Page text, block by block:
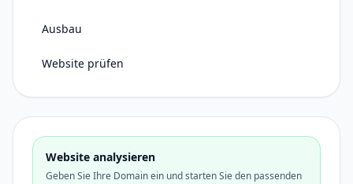
Ausbau
Website prüfen
Website analysieren
Geben Sie Ihre Domain ein und starten Sie den passenden